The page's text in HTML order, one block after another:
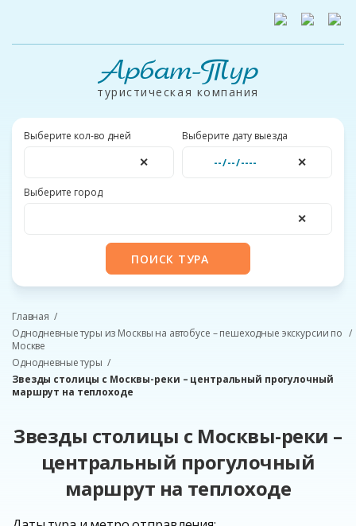
Арбат-Тур
туристическая компания
Выберите кол-во дней
✕
Выберите дату выезда
✕
Выберите город
✕
ПОИСК ТУРА
Главная
Однодневные туры из Москвы на автобусе – пешеходные экскурсии по
Москве
Однодневные туры
Звезды столицы с Москвы-реки – центральный прогулочный
маршрут на теплоходе
Звезды столицы с Москвы-реки –
центральный прогулочный
маршрут на теплоходе